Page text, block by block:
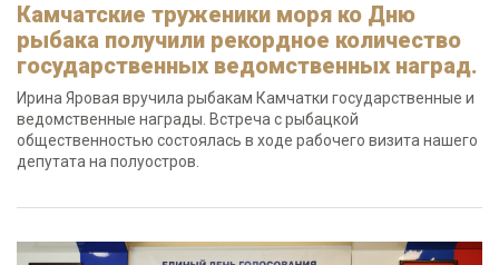
Камчатские труженики моря ко Дню
рыбака получили рекордное количество
государственных ведомственных наград.
Ирина Яровая вручила рыбакам Камчатки государственные и
ведомственные награды. Встреча с рыбацкой
общественностью состоялась в ходе рабочего визита нашего
депутата на полуостров.